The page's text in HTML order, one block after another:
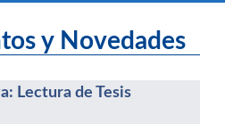
y Novedades
Lectura de Tesis